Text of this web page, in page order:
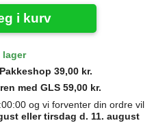
i kurv
lager
39,00 kr.
med GLS 59,00 kr.
og vi forventer din ordre vil
eller tirsdag d. 11. august